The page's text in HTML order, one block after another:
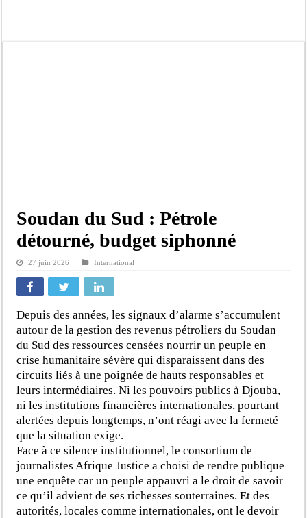
Soudan du Sud : Pétrole
détourné, budget siphonné
27 juin 2026 International
Depuis des années, les signaux d’alarme s’accumulent
autour de la gestion des revenus pétroliers du Soudan
du Sud des ressources censées nourrir un peuple en
crise humanitaire sévère qui disparaissent dans des
circuits liés à une poignée de hauts responsables et
leurs intermédiaires. Ni les pouvoirs publics à Djouba,
ni les institutions financières internationales, pourtant
alertées depuis longtemps, n’ont réagi avec la fermeté
que la situation exige.
Face à ce silence institutionnel, le consortium de
journalistes Afrique Justice a choisi de rendre publique
une enquête car un peuple appauvri a le droit de savoir
ce qu’il advient de ses richesses souterraines. Et des
autorités, locales comme internationales, ont le devoir